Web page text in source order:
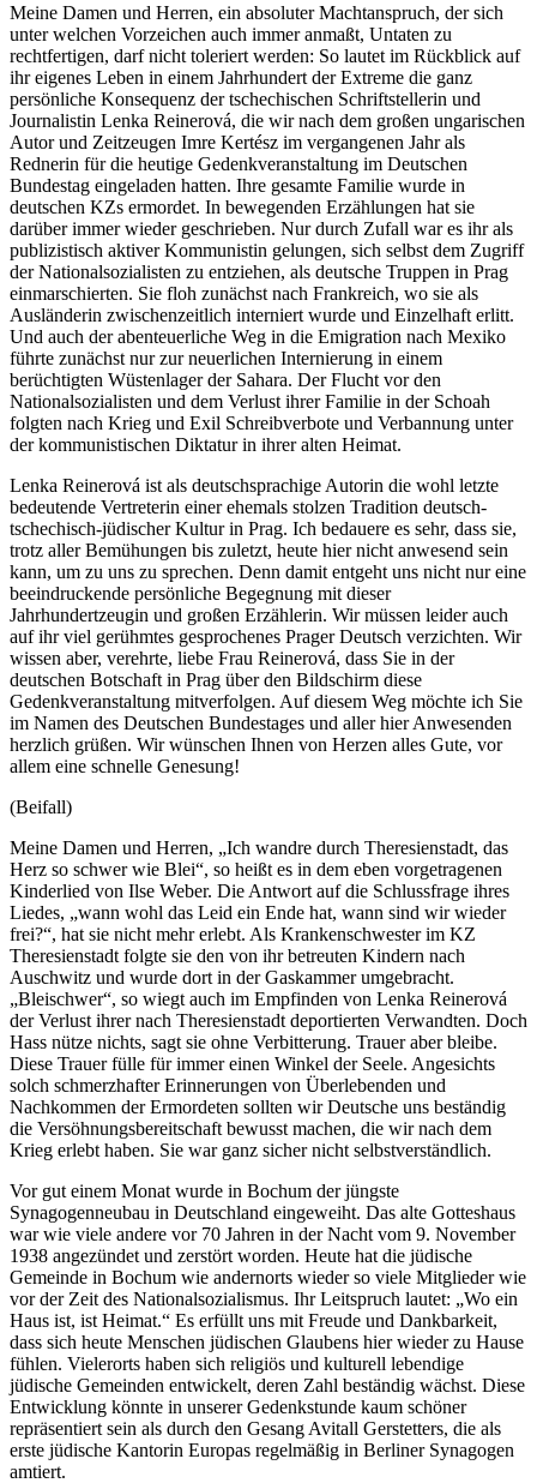
Meine Damen und Herren, ein absoluter Machtanspruch, der sich
unter welchen Vorzeichen auch immer anmaßt, Untaten zu
rechtfertigen, darf nicht toleriert werden: So lautet im Rückblick auf
ihr eigenes Leben in einem Jahrhundert der Extreme die ganz
persönliche Konsequenz der tschechischen Schriftstellerin und
Journalistin Lenka Reinerová, die wir nach dem großen ungarischen
Autor und Zeitzeugen Imre Kertész im vergangenen Jahr als
Rednerin für die heutige Gedenkveranstaltung im Deutschen
Bundestag eingeladen hatten. Ihre gesamte Familie wurde in
deutschen KZs ermordet. In bewegenden Erzählungen hat sie
darüber immer wieder geschrieben. Nur durch Zufall war es ihr als
publizistisch aktiver Kommunistin gelungen, sich selbst dem Zugriff
der Nationalsozialisten zu entziehen, als deutsche Truppen in Prag
einmarschierten. Sie floh zunächst nach Frankreich, wo sie als
Ausländerin zwischenzeitlich interniert wurde und Einzelhaft erlitt.
Und auch der abenteuerliche Weg in die Emigration nach Mexiko
führte zunächst nur zur neuerlichen Internierung in einem
berüchtigten Wüstenlager der Sahara. Der Flucht vor den
Nationalsozialisten und dem Verlust ihrer Familie in der Schoah
folgten nach Krieg und Exil Schreibverbote und Verbannung unter
der kommunistischen Diktatur in ihrer alten Heimat.
Lenka Reinerová ist als deutschsprachige Autorin die wohl letzte
bedeutende Vertreterin einer ehemals stolzen Tradition deutsch-
tschechisch-jüdischer Kultur in Prag. Ich bedauere es sehr, dass sie,
trotz aller Bemühungen bis zuletzt, heute hier nicht anwesend sein
kann, um zu uns zu sprechen. Denn damit entgeht uns nicht nur eine
beeindruckende persönliche Begegnung mit dieser
Jahrhundertzeugin und großen Erzählerin. Wir müssen leider auch
auf ihr viel gerühmtes gesprochenes Prager Deutsch verzichten. Wir
wissen aber, verehrte, liebe Frau Reinerová, dass Sie in der
deutschen Botschaft in Prag über den Bildschirm diese
Gedenkveranstaltung mitverfolgen. Auf diesem Weg möchte ich Sie
im Namen des Deutschen Bundestages und aller hier Anwesenden
herzlich grüßen. Wir wünschen Ihnen von Herzen alles Gute, vor
allem eine schnelle Genesung!
(Beifall)
Meine Damen und Herren, „Ich wandre durch Theresienstadt, das
Herz so schwer wie Blei“, so heißt es in dem eben vorgetragenen
Kinderlied von Ilse Weber. Die Antwort auf die Schlussfrage ihres
Liedes, „wann wohl das Leid ein Ende hat, wann sind wir wieder
frei?“, hat sie nicht mehr erlebt. Als Krankenschwester im KZ
Theresienstadt folgte sie den von ihr betreuten Kindern nach
Auschwitz und wurde dort in der Gaskammer umgebracht.
„Bleischwer“, so wiegt auch im Empfinden von Lenka Reinerová
der Verlust ihrer nach Theresienstadt deportierten Verwandten. Doch
Hass nütze nichts, sagt sie ohne Verbitterung. Trauer aber bleibe.
Diese Trauer fülle für immer einen Winkel der Seele. Angesichts
solch schmerzhafter Erinnerungen von Überlebenden und
Nachkommen der Ermordeten sollten wir Deutsche uns beständig
die Versöhnungsbereitschaft bewusst machen, die wir nach dem
Krieg erlebt haben. Sie war ganz sicher nicht selbstverständlich.
Vor gut einem Monat wurde in Bochum der jüngste
Synagogenneubau in Deutschland eingeweiht. Das alte Gotteshaus
war wie viele andere vor 70 Jahren in der Nacht vom 9. November
1938 angezündet und zerstört worden. Heute hat die jüdische
Gemeinde in Bochum wie andernorts wieder so viele Mitglieder wie
vor der Zeit des Nationalsozialismus. Ihr Leitspruch lautet: „Wo ein
Haus ist, ist Heimat.“ Es erfüllt uns mit Freude und Dankbarkeit,
dass sich heute Menschen jüdischen Glaubens hier wieder zu Hause
fühlen. Vielerorts haben sich religiös und kulturell lebendige
jüdische Gemeinden entwickelt, deren Zahl beständig wächst. Diese
Entwicklung könnte in unserer Gedenkstunde kaum schöner
repräsentiert sein als durch den Gesang Avitall Gerstetters, die als
erste jüdische Kantorin Europas regelmäßig in Berliner Synagogen
amtiert.